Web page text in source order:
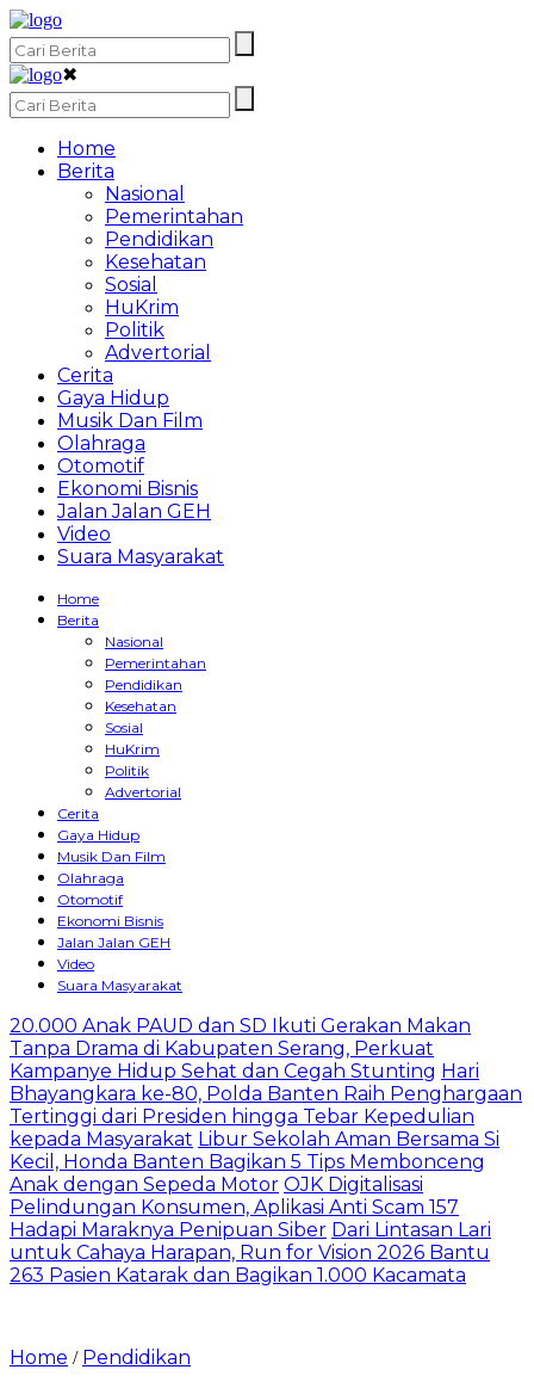
✖
Home
Berita
Nasional
Pemerintahan
Pendidikan
Kesehatan
Sosial
HuKrim
Politik
Advertorial
Cerita
Gaya Hidup
Musik Dan Film
Olahraga
Otomotif
Ekonomi Bisnis
Jalan Jalan GEH
Video
Suara Masyarakat
Home
Berita
Nasional
Pemerintahan
Pendidikan
Kesehatan
Sosial
HuKrim
Politik
Advertorial
Cerita
Gaya Hidup
Musik Dan Film
Olahraga
Otomotif
Ekonomi Bisnis
Jalan Jalan GEH
Video
Suara Masyarakat
20.000 Anak PAUD dan SD Ikuti Gerakan Makan
Tanpa Drama di Kabupaten Serang, Perkuat
Kampanye Hidup Sehat dan Cegah Stunting Hari
Bhayangkara ke-80, Polda Banten Raih Penghargaan
Tertinggi dari Presiden hingga Tebar Kepedulian
kepada Masyarakat Libur Sekolah Aman Bersama Si
Kecil, Honda Banten Bagikan 5 Tips Membonceng
Anak dengan Sepeda Motor OJK Digitalisasi
Pelindungan Konsumen, Aplikasi Anti Scam 157
Hadapi Maraknya Penipuan Siber Dari Lintasan Lari
untuk Cahaya Harapan, Run for Vision 2026 Bantu
263 Pasien Katarak dan Bagikan 1.000 Kacamata
Home / Pendidikan